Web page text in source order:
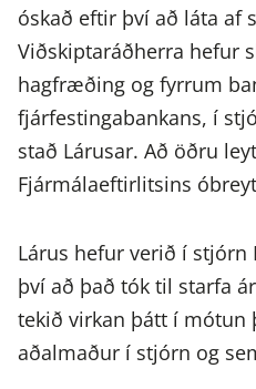
óskað eftir því að láta af
Viðskiptaráðherra hefur
hagfræðing og fyrrum
fjárfestingabankans, í
stað Lárusar. Að öðru
Fjármálaeftirlitsins
Lárus hefur verið í
því að það tók til starfa
tekið virkan þátt í mótun
aðalmaður í stjórn og